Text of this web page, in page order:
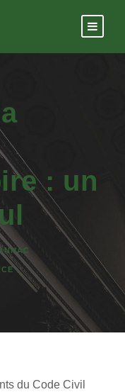
: un
du Code Civil